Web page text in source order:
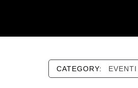
CATEGORY: EVENTI